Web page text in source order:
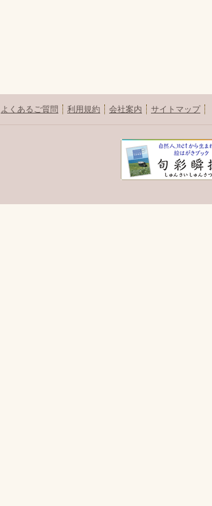
よくあるご質問 利用規約 会社案内 サイトマップ